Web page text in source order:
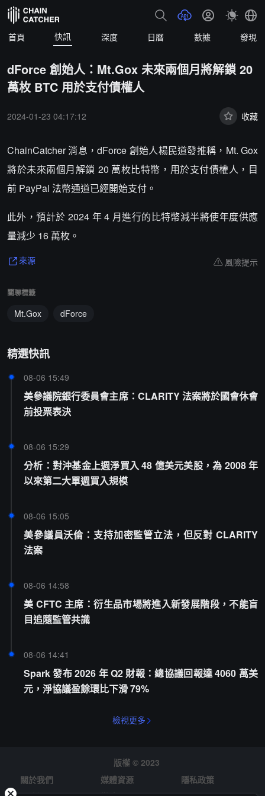
首頁 快訊 深度 日曆 數據 發現
dForce 創始人：Mt.Gox 未來兩個月將解鎖 20
萬枚 BTC 用於支付債權人
2024-01-23 04:17:12 收藏
ChainCatcher 消息，dForce 創始人楊民道發推稱，Mt. Gox
將於未來兩個月解鎖 20 萬枚比特幣，用於支付債權人，目
前 PayPal 法幣通道已經開始支付。
此外，預計於 2024 年 4 月進行的比特幣減半將使年度供應
量減少 16 萬枚。
來源 風險提示
關聯標籤
Mt.Gox dForce
精選快訊
08-06 15:49
美參議院銀行委員會主席：CLARITY 法案將於國會休會
前投票表決
08-06 15:29
分析：對沖基金上週淨買入 48 億美元美股，為 2008 年
以來第二大單週買入規模
08-06 15:05
美參議員沃倫：支持加密監管立法，但反對 CLARITY
法案
08-06 14:58
美 CFTC 主席：衍生品市場將進入新發展階段，不能盲
目追隨監管共識
08-06 14:41
Spark 發布 2026 年 Q2 財報：總協議回報達 4060 萬美
元，淨協議盈餘環比下滑 79%
檢視更多
版權 © 2023
關於我們
媒體資源
隱私政策